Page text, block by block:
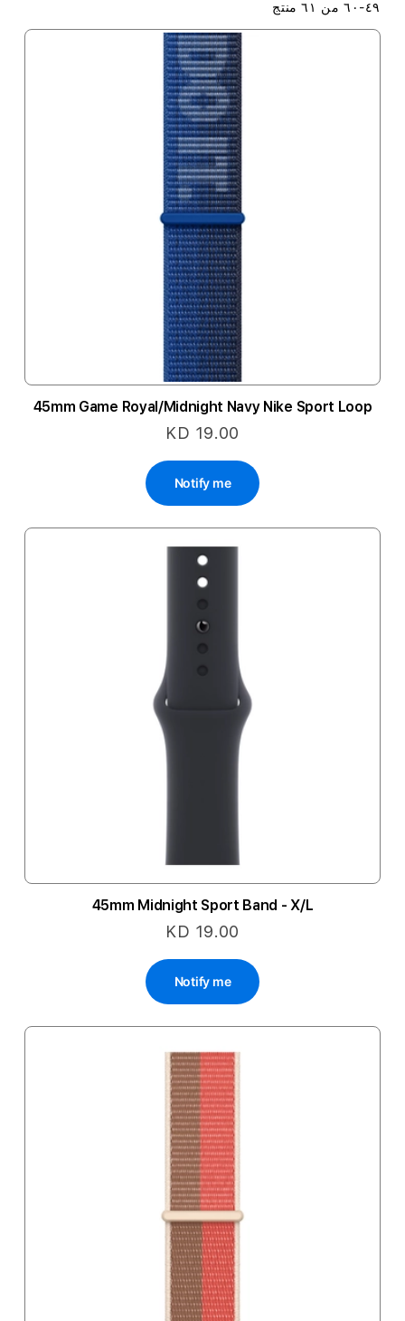
٤٩- ٦٠ من ٦١منتج
45mm Game Royal/Midnight Navy Nike Sport Loop
KD 19.00
Notify me
45mm Midnight Sport Band - X/L
KD 19.00
Notify me